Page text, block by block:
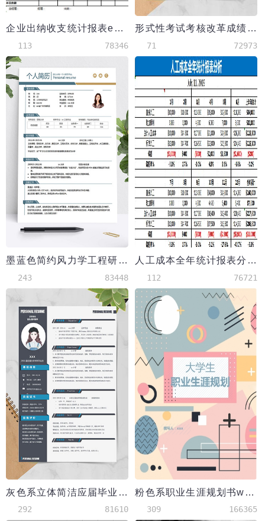
企业出纳收支统计报表excel模板
113 78346
形式性考试考核改革成绩表
71 72973
墨蓝色简约风力学工程研究生简历模板
243 83448
人工成本全年统计报表分析excel模板
112 76721
灰色系立体简洁应届毕业生简历模板
292 81610
粉色系职业生涯规划书word模板
309 166365